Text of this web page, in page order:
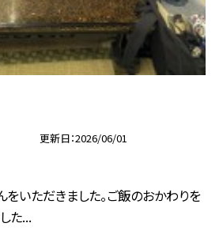
更新日 2026/06/01
をいただきました。ご飯のおかわりを
た...